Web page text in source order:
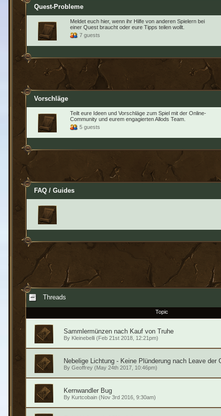
Quest-Probleme
Meldet euch hier, wenn ihr Hilfe von anderen Spielern bei
einer Quest braucht oder eure Tipps teilen wollt.
7 guests
Vorschläge
Teilt eure Ideen und Vorschläge zum Spiel mit der Online-
Community und eurem engagierten Allods Team.
5 guests
FAQ / Guides
Threads
Topic
Sammlermünzen nach Kauf von Truhe
By Kleinebelli(Feb 21st 2018, 12:21pm)
Nebelige Lichtung - Keine Plünderung nach Leave der
By Geoffrey(May 24th 2017, 10:46pm)
Kernwandler Bug
By Kurtcobain(Nov 3rd 2016, 9:30am)